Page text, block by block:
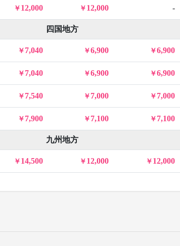
12,000 12,000 -
四国地方
7,040 6,900 6,900
7,040 6,900 6,900
7,540 7,000 7,000
7,900 7,100 7,100
九州地方
14,500 12,000 12,000